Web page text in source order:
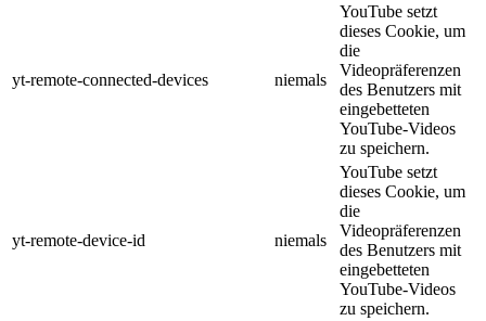
yt-remote-connected-devices niemals
YouTube setzt
dieses Cookie, um
die
Videopräferenzen
des Benutzers mit
eingebetteten
YouTube-Videos
zu speichern.
yt-remote-device-id niemals
YouTube setzt
dieses Cookie, um
die
Videopräferenzen
des Benutzers mit
eingebetteten
YouTube-Videos
zu speichern.